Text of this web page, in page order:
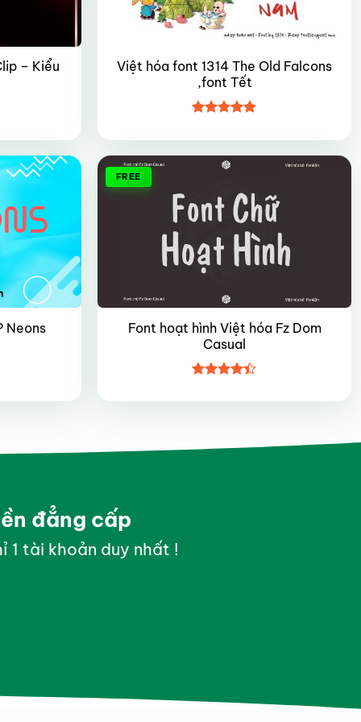
– Kiểu
Việt hóa font 1314 The Old Falcons
,font Tết
hạng4.95
Neons
FREE
Font hoạt hình Việt hóa Fz Dom
Casual
hạng4.4
đẳng cấp
tài khoản duy nhất !